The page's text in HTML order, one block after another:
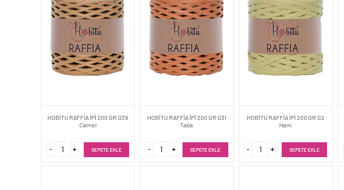
HOBİTU RAFFİA İPİ 200 GR G39
Camel
SEPETE EKLE
HOBİTU RAFFİA İPİ 200 GR G31
Taba
SEPETE EKLE
HOBİTU RAFFİA İPİ 200 GR G2
Ham
SEPETE EKLE